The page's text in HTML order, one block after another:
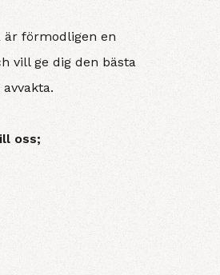
är förmodligen en
vill ge dig den bästa
oss;